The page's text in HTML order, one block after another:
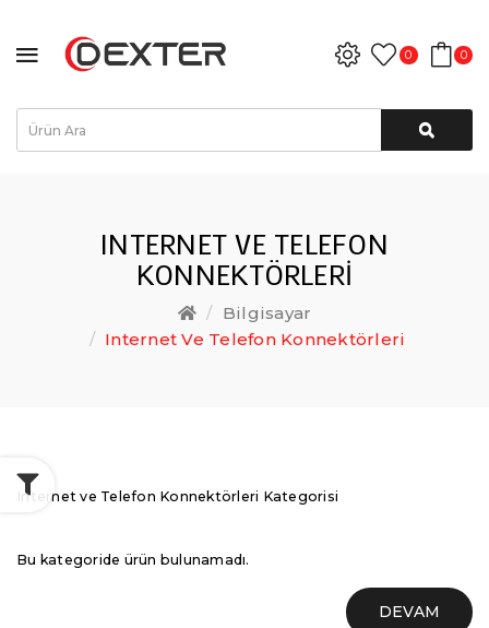
0 0
INTERNET VE TELEFON
KONNEKTÖRLERI
Bilgisayar
Internet Ve Telefon Konnektörleri
Internet ve Telefon Konnektörleri Kategorisi
Bu kategoride ürün bulunamadı.
DEVAM